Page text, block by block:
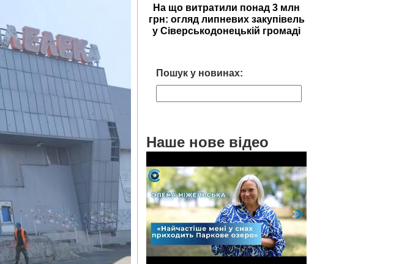
На що витратили понад 3 млн
грн: огляд липневих закупівель
у Сіверськодонецькій громаді
Пошук у новинах:
Наше нове відео